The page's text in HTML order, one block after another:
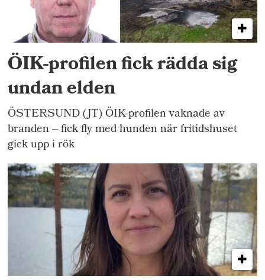
ÖIK-profilen fick rädda sig
undan elden
ÖSTERSUND (JT) ÖIK-profilen vaknade av
branden – fick fly med hunden när fritidshuset
gick upp i rök